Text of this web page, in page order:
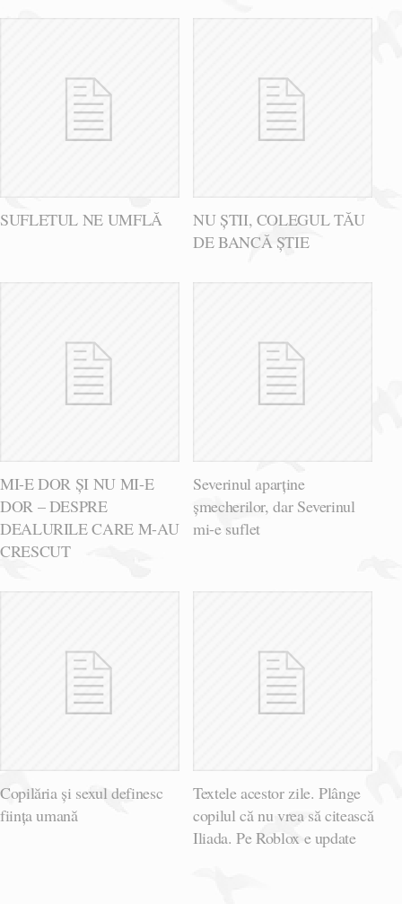
SUFLETUL NE UMFLĂ
NU ȘTII, COLEGUL TĂU
DE BANCĂ ȘTIE
MI-E DOR ȘI NU MI-E
DOR – DESPRE
DEALURILE CARE M-AU
CRESCUT
Severinul aparține
șmecherilor, dar Severinul
mi-e suflet
Copilăria și sexul definesc
ființa umană
Textele acestor zile. Plânge
copilul că nu vrea să citească
Iliada. Pe Roblox e update